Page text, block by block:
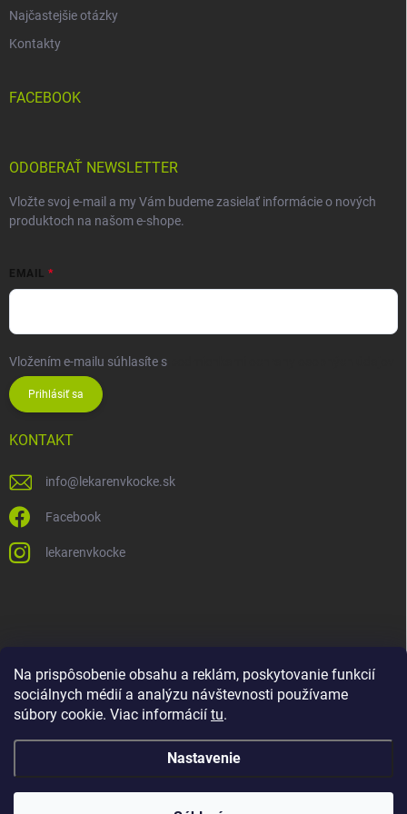
Na prispôsobenie obsahu a reklám, poskytovanie funkcií
sociálnych médií a analýzu návštevnosti používame
súbory cookie. Viac informácií tu.
Nastavenie
Najčastejšie otázky
Kontakty
FACEBOOK
ODOBERAŤ NEWSLETTER
Vložte svoj e-mail a my Vám budeme zasielať informácie o nových
produktoch na našom e-shope.
EMAIL
Vložením e-mailu súhlasíte s
Prihlásiť sa
KONTAKT
info@ lekarenvkocke.sk
Facebook
lekarenvkocke